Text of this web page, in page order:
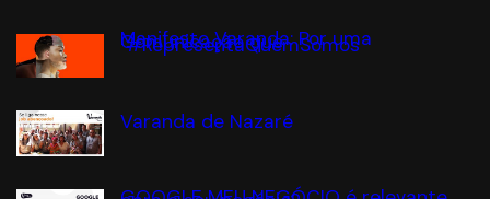
Manifesto Varanda: Por uma
Comunicação que
#RepresentaQuemSomos
Varanda de Nazaré